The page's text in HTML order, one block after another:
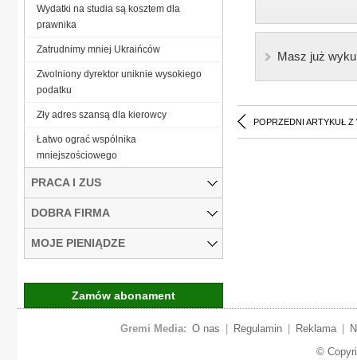
Masz już
POPRZEDNI ARTYKUŁ Z
Wydatki na studia są kosztem dla
prawnika
Zatrudnimy mniej Ukraińców
Zwolniony dyrektor uniknie wysokiego
podatku
Zły adres szansą dla kierowcy
Łatwo ograć wspólnika
mniejszościowego
PRACA I ZUS
DOBRA FIRMA
MOJE PIENIĄDZE
Zamów abonament
Gremi Media: O nas Regulamin Reklama
©